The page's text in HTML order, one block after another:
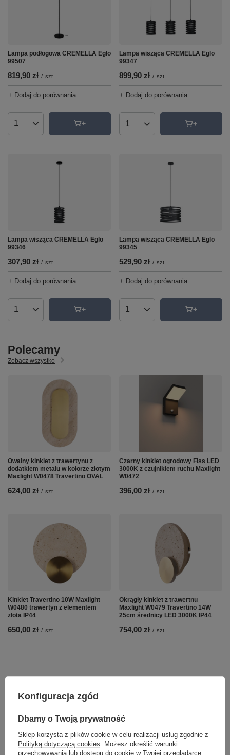
Lampa podłogowa CREMELLA Eglo
99507
819,90 zł / szt.
+ Dodaj do porównania
Ilość produktów
Lampa wisząca CREMELLA Eglo
99347
899,90 zł / szt.
+ Dodaj do porównania
Ilość produktów
Lampa wisząca CREMELLA Eglo
99346
307,90 zł / szt.
+ Dodaj do porównania
Ilość produktów
Lampa wisząca CREMELLA Eglo
99345
529,90 zł / szt.
+ Dodaj do porównania
Ilość produktów
Polecamy
Zobacz wszystko
Owalny kinkiet z trawertynu z
dodatkiem metalu w kolorze złotym
Maxlight W0478 Travertino OVAL
624,00 zł / szt.
Czarny kinkiet ogrodowy Fiss LED
3000K z czujnikiem ruchu Maxlight
W0472
396,00 zł / szt.
Kinkiet Travertino 10W Maxlight
W0480 trawertyn z elementem
złota IP44
650,00 zł / szt.
Okrągły kinkiet z trawertnu
Maxlight W0479 Travertino 14W
25cm średnicy LED 3000K IP44
754,00 zł / szt.
Konfiguracja zgód
Dbamy o Twoją prywatność
Sklep korzysta z plików cookie w celu realizacji usług zgodnie z
Polityką dotyczącą cookies. Możesz określić warunki
przechowywania lub dostępu do cookie w Twojej przeglądarce.